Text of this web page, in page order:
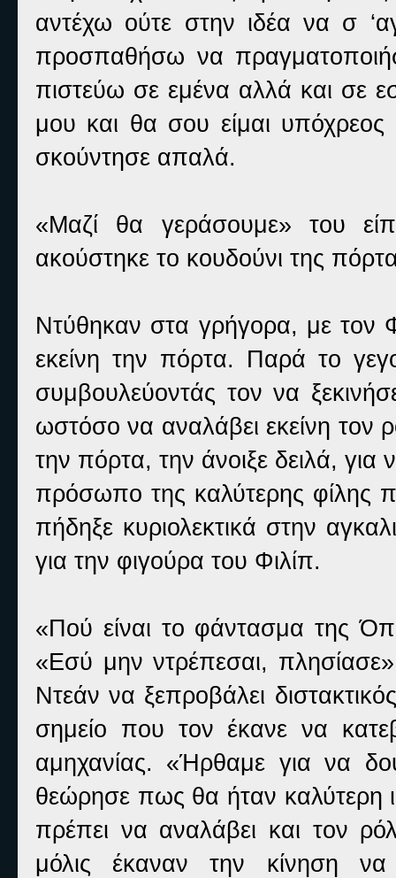
αντέχω ούτε στην ιδέα να σ
προσπαθήσω να
πιστεύω σε εμένα αλλά και σε
μου και θα σου είμαι υπόχρεος
σκούντησε απαλά.
«Μαζί θα γεράσουμε» του
ακούστηκε το κουδούνι της
Ντύθηκαν στα γρήγορα, με τον
εκείνη την πόρτα. Παρά το
συμβουλεύοντάς τον να
ωστόσο να αναλάβει εκείνη τον
την πόρτα, την άνοιξε δειλά, για
πρόσωπο της καλύτερης φίλης
πήδηξε κυριολεκτικά στην
για την φιγούρα του Φιλίπ.
«Πού είναι το φάντασμα της
«Εσύ μην ντρέπεσαι, πλησίασε»
Ντεάν να ξεπροβάλει
σημείο που τον έκανε να
αμηχανίας. «Ήρθαμε για να
θεώρησε πως θα ήταν καλύτερη
πρέπει να αναλάβει και τον
μόλις έκαναν την κίνηση